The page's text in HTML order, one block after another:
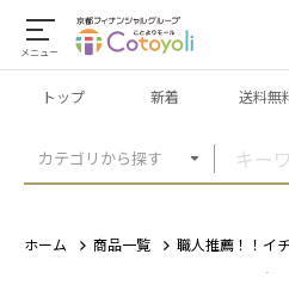
メニュー
カテゴリから探す
トップ 新着 送料無
ホーム 商品一覧 職人推薦！！イ